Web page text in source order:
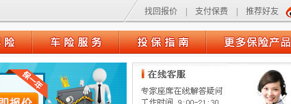
找回报价 支付保费 推荐好友